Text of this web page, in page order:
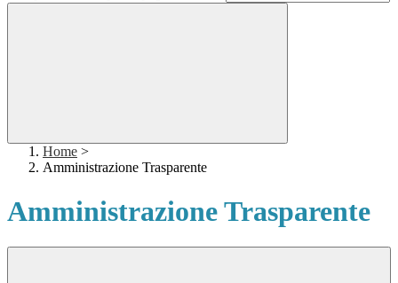
Home >
Amministrazione Trasparente
Amministrazione Trasparente